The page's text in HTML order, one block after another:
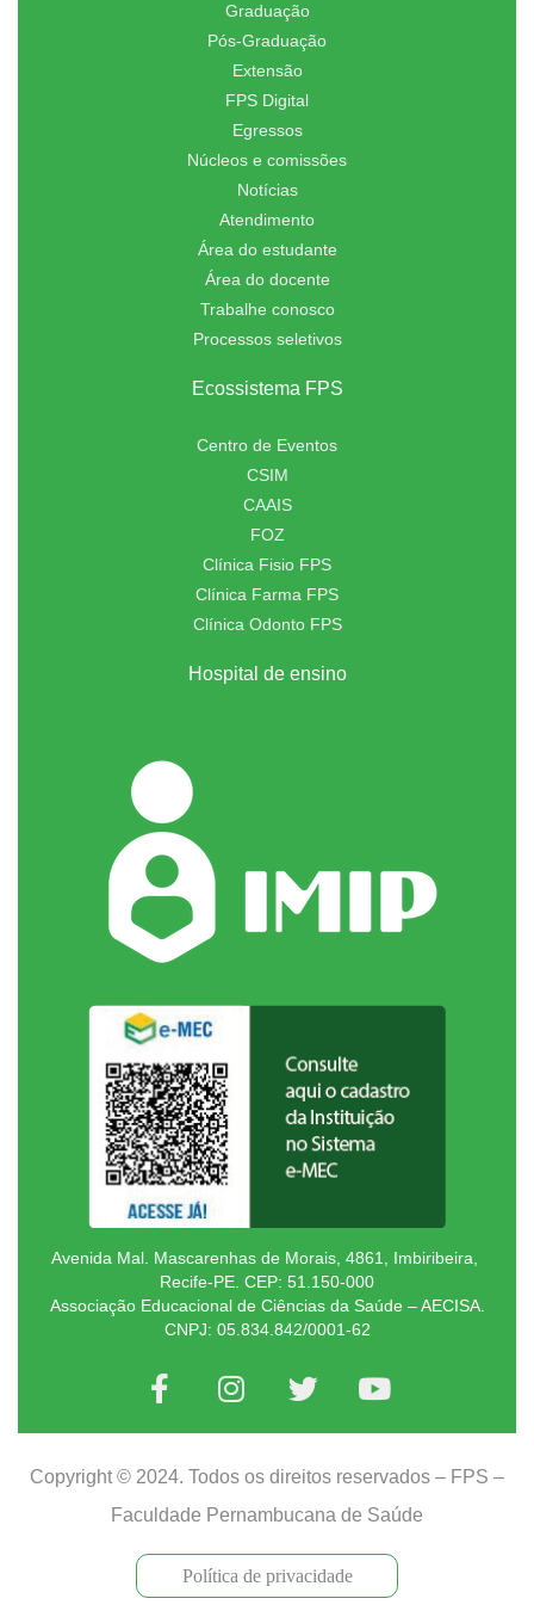
Graduação
Pós-Graduação
Extensão
FPS Digital
Egressos
Núcleos e comissões
Notícias
Atendimento
Área do estudante
Área do docente
Trabalhe conosco
Processos seletivos
Ecossistema FPS
Centro de Eventos
CSIM
CAAIS
FOZ
Clínica Fisio FPS
Clínica Farma FPS
Clínica Odonto FPS
Hospital de ensino
Avenida Mal. Mascarenhas de Morais, 4861, Imbiribeira,
Recife-PE. CEP: 51.150-000
Associação Educacional de Ciências da Saúde – AECISA.
CNPJ: 05.834.842/0001-62
Copyright © 2024. Todos os direitos reservados – FPS –
Faculdade Pernambucana de Saúde
Política de privacidade